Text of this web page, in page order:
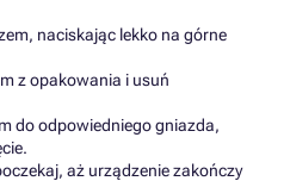
naciskając lekko na górne
z opakowania i usuń
do odpowiedniego gniazda,
aż urządzenie zakończy